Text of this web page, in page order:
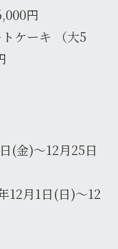
円
ケーキ （大5
(金)～12月25日
12月1日(日)～12